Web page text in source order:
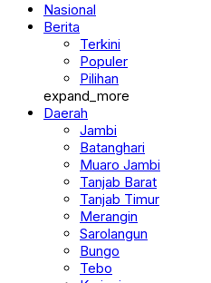
Nasional
Berita
Terkini
Populer
Pilihan
expand_more
Daerah
Jambi
Batanghari
Muaro Jambi
Tanjab Barat
Tanjab Timur
Merangin
Sarolangun
Bungo
Tebo